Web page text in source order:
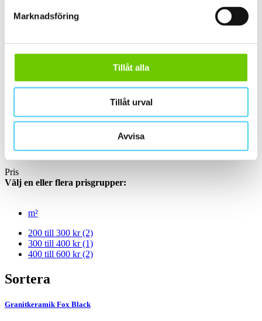
Marknadsföring
Tillåt alla
Tillåt urval
Avvisa
Välj önskad kant på plattan:
Rakskuren(1)
Pris
Välj en eller flera prisgrupper:
m²
200 till 300 kr(2)
300 till 400 kr(1)
400 till 600 kr(2)
Sortera
Granitkeramik Fox Black